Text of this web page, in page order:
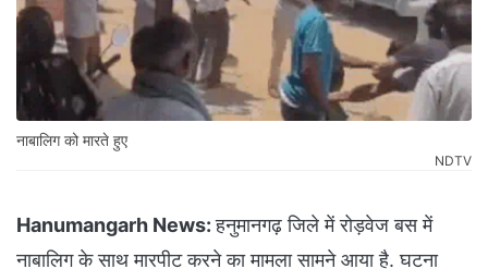
नाबालिग को मारते हुए
NDTV
Hanumangarh News:हनुमानगढ़ जिले में रोड़वेज बस में
नाबालिग के साथ मारपीट करने का मामला सामने आया है. घटना